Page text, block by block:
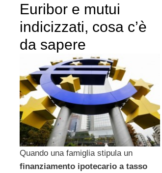
Euribor e mutui
indicizzati, cosa c’è
da sapere
Quando una famiglia stipula un
finanziamento ipotecario a tasso